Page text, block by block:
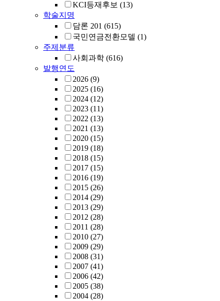
KCI등재후보 (13)
학술지명
담론 201 (615)
국민연금전환모델 (1)
주제분류
사회과학 (616)
발행연도
2026 (9)
2025 (16)
2024 (12)
2023 (11)
2022 (13)
2021 (13)
2020 (15)
2019 (18)
2018 (15)
2017 (15)
2016 (19)
2015 (26)
2014 (29)
2013 (29)
2012 (28)
2011 (28)
2010 (27)
2009 (29)
2008 (31)
2007 (41)
2006 (42)
2005 (38)
2004 (28)